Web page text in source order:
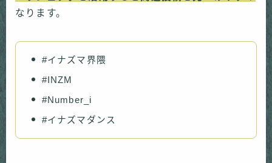
なります。
#イナズマ界隈
#INZM
#Number_i
#イナズマダンス